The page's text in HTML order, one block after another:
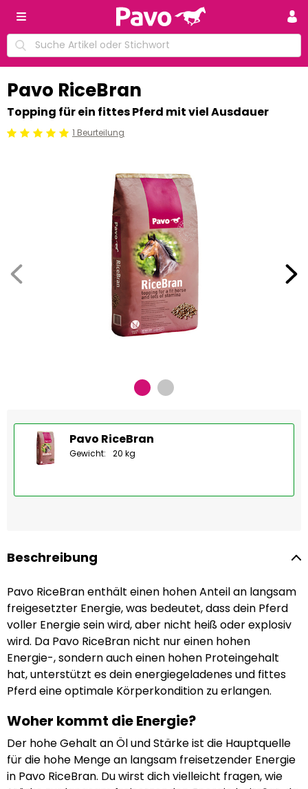
Pavo RiceBran
Topping für ein fittes Pferd mit viel Ausdauer
Beoordeling: 5/5 1 Beurteilung
Pavo RiceBran
Gewicht: 20 kg
Beschreibung
Pavo RiceBran enthält einen hohen Anteil an langsam
freigesetzter Energie, was bedeutet, dass dein Pferd
voller Energie sein wird, aber nicht heiß oder explosiv
wird. Da Pavo RiceBran nicht nur einen hohen
Energie-, sondern auch einen hohen Proteingehalt
hat, unterstützt es dein energiegeladenes und fittes
Pferd eine optimale Körperkondition zu erlangen.
Woher kommt die Energie?
Der hohe Gehalt an Öl und Stärke ist die Hauptquelle
für die hohe Menge an langsam freisetzender Energie
in Pavo RiceBran. Du wirst dich vielleicht fragen, wie